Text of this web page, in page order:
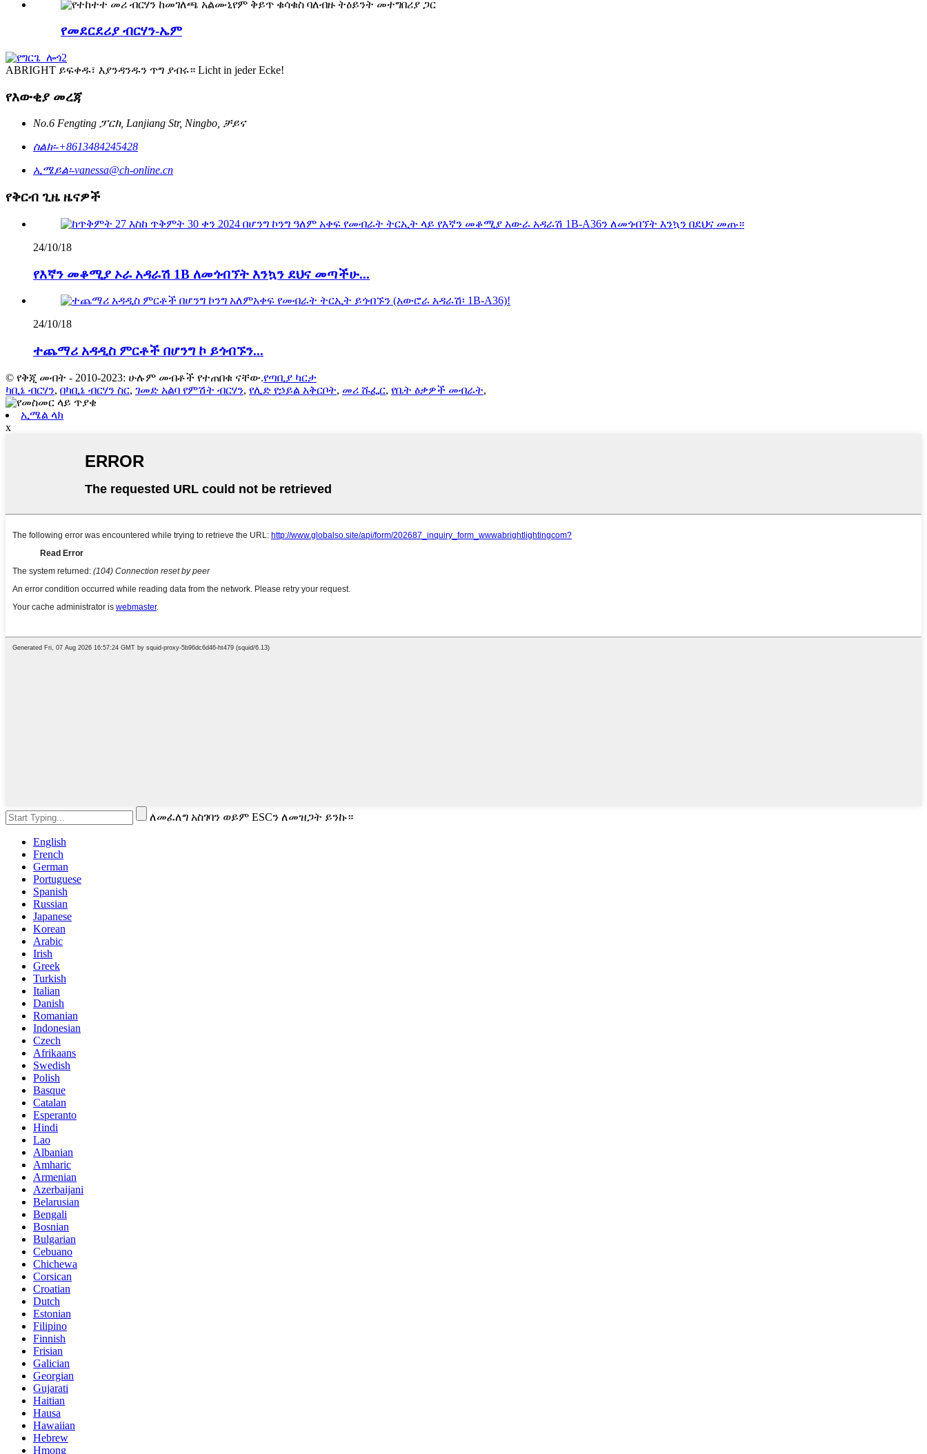
የመደርደሪያ ብርሃን-ኤም
ABRIGHT ይፍቀዱ፣ እያንዳንዱን ጥግ ያብሩ። Licht in jeder Ecke!
የእውቂያ መረጃ
No.6 Fengting ፓርክ, Lanjiang Str, Ningbo, ቻይና
ስልክ፡-+8613484245428
ኢሜይል፡-vanessa@ch-online.cn
የቅርብ ጊዜ ዜናዎች
24/10/18
የእኛን መቆሚያ ኦራ አዳራሽ 1B ለመጎብኘት እንኳን ደህና መጣችሁ...
24/10/18
ተጨማሪ አዳዲስ ምርቶች በሆንግ ኮ ይጎብኙን...
© የቅጂ መብት - 2010-2023: ሁሉም መብቶች የተጠበቁ ናቸው.የጣቢያ ካርታ
ካቢኔ ብርሃን, በካቢኔ ብርሃን ስር, ገመድ አልባ የምሽት ብርሃን, የሊድ የኃይል አቅርቦት, መሪ ሹፌር, የቤት ዕቃዎች መብራት,
ኢሜል ላክ
x
ለመፈለግ አስገባን ወይም ESCን ለመዝጋት ይንኩ።
English
French
German
Portuguese
Spanish
Russian
Japanese
Korean
Arabic
Irish
Greek
Turkish
Italian
Danish
Romanian
Indonesian
Czech
Afrikaans
Swedish
Polish
Basque
Catalan
Esperanto
Hindi
Lao
Albanian
Amharic
Armenian
Azerbaijani
Belarusian
Bengali
Bosnian
Bulgarian
Cebuano
Chichewa
Corsican
Croatian
Dutch
Estonian
Filipino
Finnish
Frisian
Galician
Georgian
Gujarati
Haitian
Hausa
Hawaiian
Hebrew
Hmong